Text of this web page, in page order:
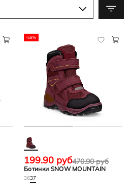
-58%
Ботинки SNOW MOUNTAIN
470.90 руб
199.90 руб
3637